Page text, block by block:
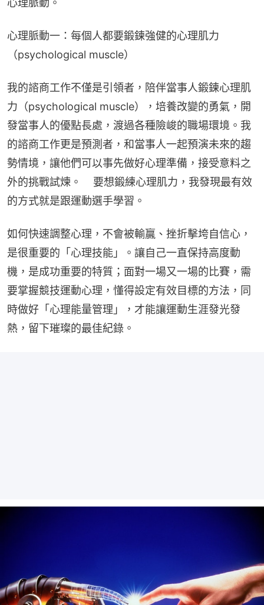
心理脈動一：每個人都要鍛鍊強健的心理肌力
（psychological muscle）
我的諮商工作不僅是引領者，陪伴當事人鍛鍊心理肌
力（psychological muscle），培養改變的勇氣，開
發當事人的優點長處，渡過各種險峻的職場環境。我
的諮商工作更是預測者，和當事人一起預演未來的趨
勢情境，讓他們可以事先做好心理準備，接受意料之
外的挑戰試煉。    要想鍛練心理肌力，我發現最有效
的方式就是跟運動選手學習。
如何快速調整心理，不會被輸贏、挫折擊垮自信心，
是很重要的「心理技能」。讓自己一直保持高度動
機，是成功重要的特質；面對一場又一場的比賽，需
要掌握競技運動心理，懂得設定有效目標的方法，同
時做好「心理能量管理」，才能讓運動生涯發光發
熱，留下璀璨的最佳紀錄。